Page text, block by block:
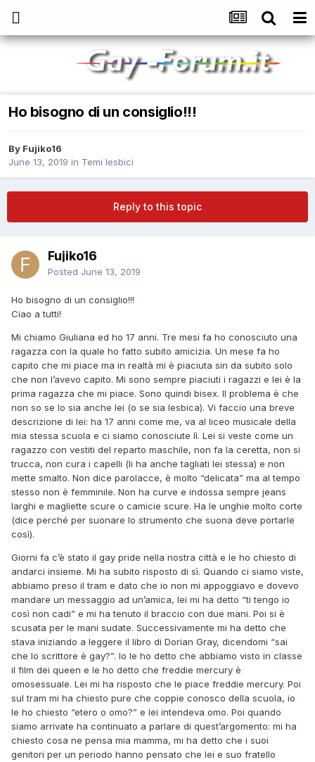
Ho bisogno di un consiglio!!!
By Fujiko16
June 13, 2019 in Temi lesbici
Reply to this topic
Fujiko16
Posted June 13, 2019
Ho bisogno di un consiglio!!!
Ciao a tutti!
Mi chiamo Giuliana ed ho 17 anni. Tre mesi fa ho conosciuto una
ragazza con la quale ho fatto subito amicizia. Un mese fa ho
capito che mi piace ma in realtà mi è piaciuta sin da subito solo
che non l’avevo capito. Mi sono sempre piaciuti i ragazzi e lei è la
prima ragazza che mi piace. Sono quindi bisex. Il problema è che
non so se lo sia anche lei (o se sia lesbica). Vi faccio una breve
descrizione di lei: ha 17 anni come me, va al liceo musicale della
mia stessa scuola e ci siamo conosciute lì. Lei si veste come un
ragazzo con vestiti del reparto maschile, non fa la ceretta, non si
trucca, non cura i capelli (li ha anche tagliati lei stessa) e non
mette smalto. Non dice parolacce, è molto “delicata” ma al tempo
stesso non è femminile. Non ha curve e indossa sempre jeans
larghi e magliette scure o camicie scure. Ha le unghie molto corte
(dice perché per suonare lo strumento che suona deve portarle
così).
Giorni fa c’è stato il gay pride nella nostra città e le ho chiesto di
andarci insieme. Mi ha subito risposto di sì. Quando ci siamo viste,
abbiamo preso il tram e dato che io non mi appoggiavo e dovevo
mandare un messaggio ad un’amica, lei mi ha detto “ti tengo io
così non cadi” e mi ha tenuto il braccio con due mani. Poi si è
scusata per le mani sudate. Successivamente mi ha detto che
stava iniziando a leggere il libro di Dorian Gray, dicendomi “sai
che lo scrittore è gay?”. Io le ho detto che abbiamo visto in classe
il film dei queen e le ho detto che freddie mercury è
omosessuale. Lei mi ha risposto che le piace freddie mercury. Poi
sul tram mi ha chiesto pure che coppie conosco della scuola, io
le ho chiesto “etero o omo?” e lei intendeva omo. Poi quando
siamo arrivate ha continuato a parlare di quest’argomento: mi ha
chiesto cosa ne pensa mia mamma, mi ha detto che i suoi
genitori per un periodo hanno pensato che lei e suo fratello